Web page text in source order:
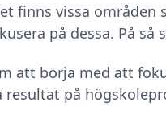
finns vissa områden
på dessa. På
att börja med att
resultat på